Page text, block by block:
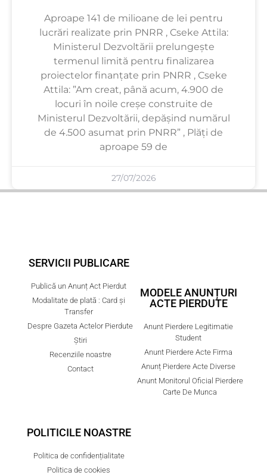
Aproape 141 de milioane de lei pentru
lucrări realizate prin PNRR , Cseke Attila:
Ministerul Dezvoltării prelungește
termenul limită pentru finalizarea
proiectelor finanțate prin PNRR , Cseke
Attila: ”Am creat, până acum, 4.900 de
locuri în noile creșe construite de
Ministerul Dezvoltării, depășind numărul
de 4.500 asumat prin PNRR” , Plăți de
aproape 59 de
27/07/2026
SERVICII PUBLICARE
Publică un Anunț Act Pierdut
Modalitate de plată : Card și
Transfer
Despre Gazeta Actelor Pierdute
Știri
Recenziile noastre
Contact
MODELE ANUNȚURI
ACTE PIERDUTE
Anunt Pierdere Legitimatie
Student
Anunt Pierdere Acte Firma
Anunț Pierdere Acte Diverse
Anunt Monitorul Oficial Pierdere
Carte De Munca
POLITICILE NOASTRE
Politica de confidențialitate
Politica de cookies